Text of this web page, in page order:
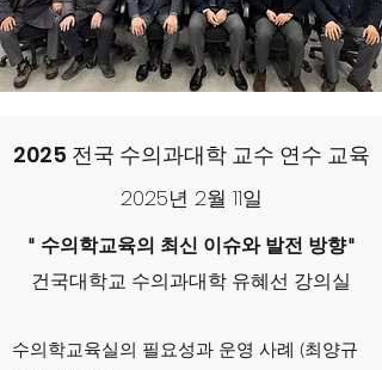
2025 전국 수의과대학 교수 연수 교육
2025년 2월 11일
" 수의학교육의 최신 이슈와 발전 방향"
​건국대학교 수의과대학 유혜선 강의실
수의학교육실의 필요성과 운영 사례 (최양규